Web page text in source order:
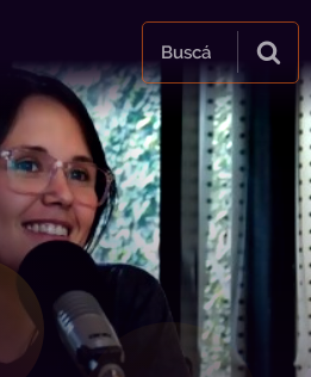
Buscá